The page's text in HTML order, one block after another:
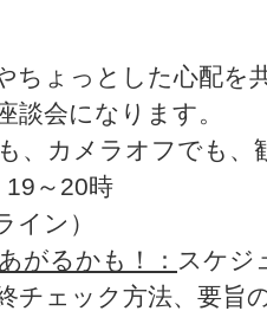
ちょっとした心配を
談会になります。
、カメラオフでも、
19～20時
イン）
がるかも！： スケジ
チェック方法、要旨